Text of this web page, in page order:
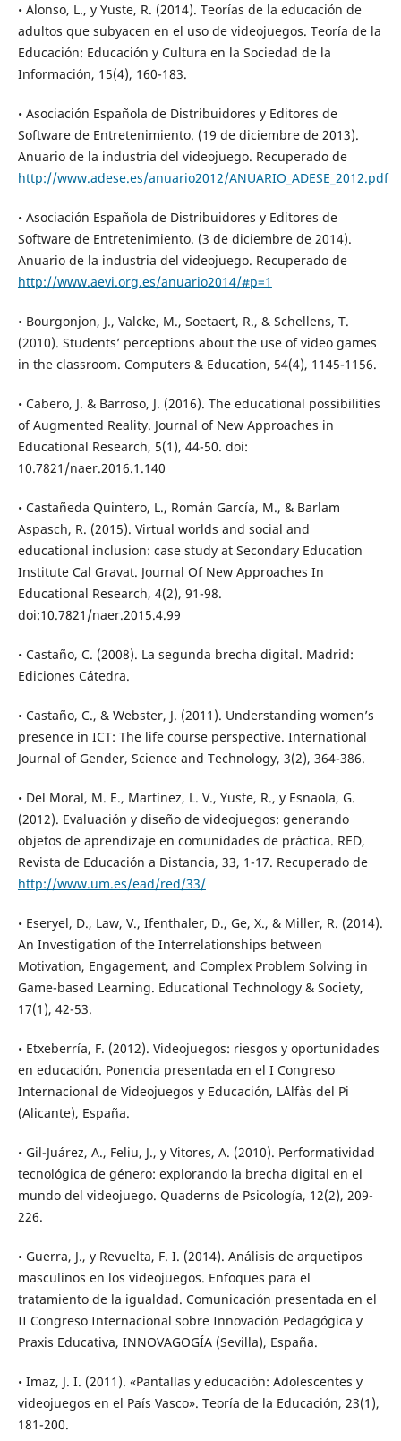
• Alonso, L., y Yuste, R. (2014). Teorías de la educación de
adultos que subyacen en el uso de videojuegos. Teoría de la
Educación: Educación y Cultura en la Sociedad de la
Información, 15(4), 160-183.
• Asociación Española de Distribuidores y Editores de
Software de Entretenimiento. (19 de diciembre de 2013).
Anuario de la industria del videojuego. Recuperado de
http://www.adese.es/anuario2012/ANUARIO_ADESE_2012.pdf
• Asociación Española de Distribuidores y Editores de
Software de Entretenimiento. (3 de diciembre de 2014).
Anuario de la industria del videojuego. Recuperado de
http://www.aevi.org.es/anuario2014/#p=1
• Bourgonjon, J., Valcke, M., Soetaert, R., & Schellens, T.
(2010). Students’ perceptions about the use of video games
in the classroom. Computers & Education, 54(4), 1145-1156.
• Cabero, J. & Barroso, J. (2016). The educational possibilities
of Augmented Reality. Journal of New Approaches in
Educational Research, 5(1), 44-50. doi:
10.7821/naer.2016.1.140
• Castañeda Quintero, L., Román García, M., & Barlam
Aspasch, R. (2015). Virtual worlds and social and
educational inclusion: case study at Secondary Education
Institute Cal Gravat. Journal Of New Approaches In
Educational Research, 4(2), 91-98.
doi:10.7821/naer.2015.4.99
• Castaño, C. (2008). La segunda brecha digital. Madrid:
Ediciones Cátedra.
• Castaño, C., & Webster, J. (2011). Understanding women’s
presence in ICT: The life course perspective. International
Journal of Gender, Science and Technology, 3(2), 364-386.
• Del Moral, M. E., Martínez, L. V., Yuste, R., y Esnaola, G.
(2012). Evaluación y diseño de videojuegos: generando
objetos de aprendizaje en comunidades de práctica. RED,
Revista de Educación a Distancia, 33, 1-17. Recuperado de
http://www.um.es/ead/red/33/
• Eseryel, D., Law, V., Ifenthaler, D., Ge, X., & Miller, R. (2014).
An Investigation of the Interrelationships between
Motivation, Engagement, and Complex Problem Solving in
Game-based Learning. Educational Technology & Society,
17(1), 42-53.
• Etxeberría, F. (2012). Videojuegos: riesgos y oportunidades
en educación. Ponencia presentada en el I Congreso
Internacional de Videojuegos y Educación, L´Alfàs del Pi
(Alicante), España.
• Gil-Juárez, A., Feliu, J., y Vitores, A. (2010). Performatividad
tecnológica de género: explorando la brecha digital en el
mundo del videojuego. Quaderns de Psicología, 12(2), 209-
226.
• Guerra, J., y Revuelta, F. I. (2014). Análisis de arquetipos
masculinos en los videojuegos. Enfoques para el
tratamiento de la igualdad. Comunicación presentada en el
II Congreso Internacional sobre Innovación Pedagógica y
Praxis Educativa, INNOVAGOGÍA (Sevilla), España.
• Imaz, J. I. (2011). «Pantallas y educación: Adolescentes y
videojuegos en el País Vasco». Teoría de la Educación, 23(1),
181-200.